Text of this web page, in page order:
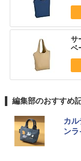
サ
ベ
編集部のおすすめ
カ
ンラ